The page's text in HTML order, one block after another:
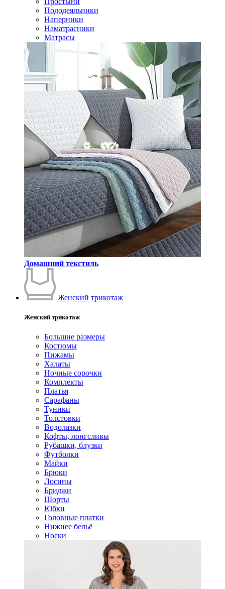
Пододеяльники
Наперники
Наматрасники
Матрасы
Домашний текстиль
Женский трикотаж
Женский трикотаж
Большие размеры
Костюмы
Пижамы
Халаты
Ночные сорочки
Комплекты
Платья
Сарафаны
Туники
Толстовки
Водолазки
Кофты, лонгсливы
Рубашки, блузки
Футболки
Майки
Брюки
Лосины
Бриджи
Шорты
Юбки
Головные платки
Нижнее бельё
Носки